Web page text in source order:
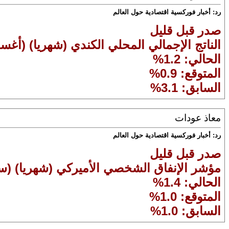
رد: أخبار فوركسية اقتصادية حول العالم
صدر قبل قليل
الناتج الإجمالي المحلي الكندي (شهريا)
الحالي: 1.2%
المتوقع: 0.9%
السابق: 3.1%
معاذ عودات
رد: أخبار فوركسية اقتصادية حول العالم
صدر قبل قليل
مؤشر الإنفاق الشخصي الأميركي (شهريا)
الحالي: 1.4%
المتوقع: 1.0%
السابق: 1.0%